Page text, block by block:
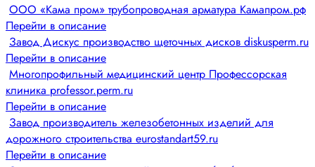
ООО «Кама пром» трубопроводная арматура Камапром.рф
Перейти в описание
Завод Дискус производство щеточных дисков diskusperm.ru
Перейти в описание
Многопрофильный медицинский центр Профессорская
клиника professor.perm.ru
Перейти в описание
Завод производитель железобетонных изделий для
дорожного строительства eurostandart59.ru
Перейти в описание